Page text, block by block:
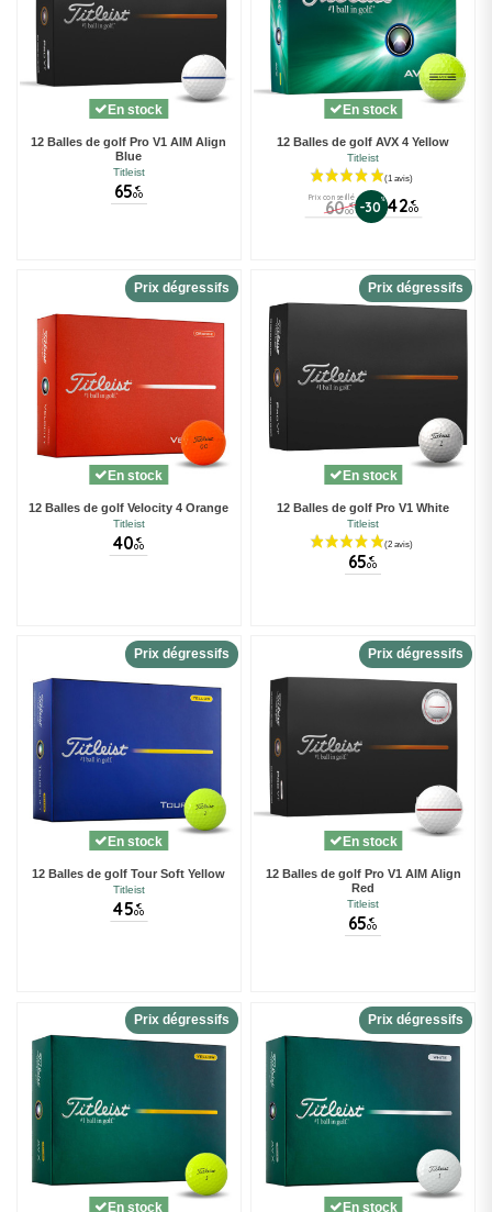
En stock
12 Balles de golf Pro V1 AIM Align
Blue
Titleist
65 €
00
En stock
12 Balles de golf AVX 4 Yellow
Titleist
Prix conseillé
60 €
00 -30 % 42 €
00
Prix dégressifs
En stock
12 Balles de golf Velocity 4 Orange
Titleist
40 €
00
Prix dégressifs
En stock
12 Balles de golf Pro V1 White
Titleist
65 €
00
Prix dégressifs
En stock
12 Balles de golf Tour Soft Yellow
Titleist
45 €
00
Prix dégressifs
En stock
12 Balles de golf Pro V1 AIM Align
Red
Titleist
65 €
00
Prix dégressifs
En stock
Prix dégressifs
En stock